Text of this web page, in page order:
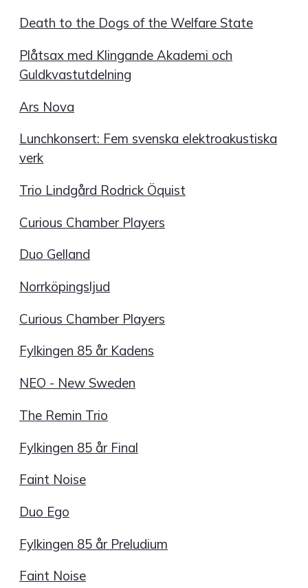
Death to the Dogs of the Welfare State
Plåtsax med Klingande Akademi och
Guldkvastutdelning
Ars Nova
Lunchkonsert: Fem svenska elektroakustiska
verk
Trio Lindgård Rodrick Öquist
Curious Chamber Players
Duo Gelland
Norrköpingsljud
Curious Chamber Players
Fylkingen 85 år Kadens
NEO - New Sweden
The Remin Trio
Fylkingen 85 år Final
Faint Noise
Duo Ego
Fylkingen 85 år Preludium
Faint Noise